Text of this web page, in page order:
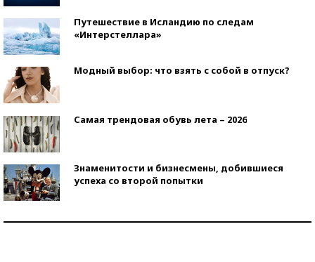
Путешествие в Исландию по следам
«Интерстеллара»
Модный выбор: что взять с собой в отпуск?
Самая трендовая обувь лета – 2026
Знаменитости и бизнесмены, добившиеся
успеха со второй попытки